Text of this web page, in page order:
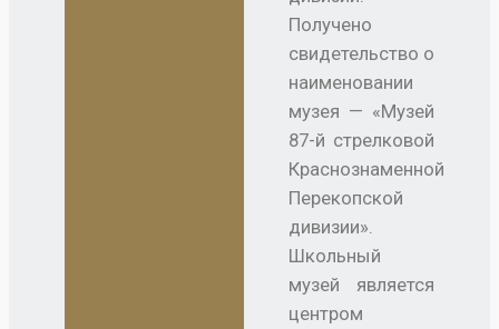
Получено
свидетельство о
наименовании
музея — «Музей
87-й стрелковой
Краснознаменной
Перекопской
дивизии».
Школьный
музей является
центром